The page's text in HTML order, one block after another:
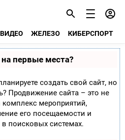
ВИДЕО ЖЕЛЕЗО КИБЕРСПОРТ
первые места?
создать свой сайт, но
Продвижение сайта – это не
мероприятий,
его посещаемости и
поисковых системах.